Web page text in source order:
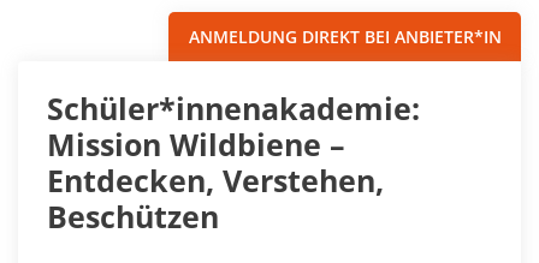
ANMELDUNG DIREKT BEI ANBIETER*IN
Schüler*innenakademie:
Mission Wildbiene –
Entdecken, Verstehen,
Beschützen